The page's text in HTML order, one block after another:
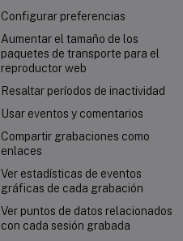
Configurar preferencias
Aumentar el tamaño de los
paquetes de transporte para el
reproductor web
Resaltar períodos de inactividad
Usar eventos y comentarios
Compartir grabaciones como
enlaces
Ver estadísticas de eventos
gráficas de cada grabación
Ver puntos de datos relacionados
con cada sesión grabada